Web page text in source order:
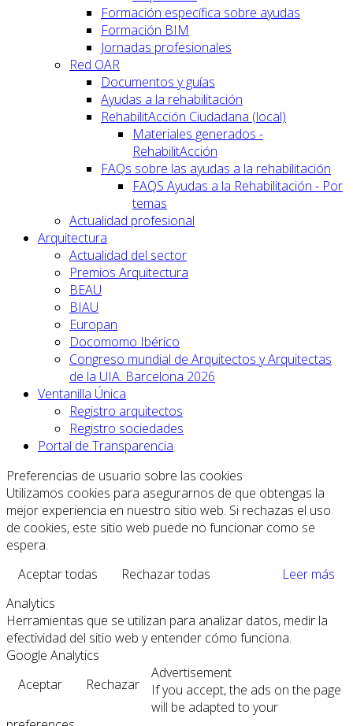
Formación específica sobre ayudas
Formación BIM
Jornadas profesionales
Red OAR
Documentos y guías
Ayudas a la rehabilitación
RehabilitAcción Ciudadana (local)
Materiales generados -
RehabilitAcción
FAQs sobre las ayudas a la rehabilitación
FAQS Ayudas a la Rehabilitación - Por
temas
Actualidad profesional
Arquitectura
Actualidad del sector
Premios Arquitectura
BEAU
BIAU
Europan
Docomomo Ibérico
Congreso mundial de Arquitectos y Arquitectas
de la UIA. Barcelona 2026
Ventanilla Única
Registro arquitectos
Registro sociedades
Portal de Transparencia
Preferencias de usuario sobre las cookies
Utilizamos cookies para asegurarnos de que obtengas la
mejor experiencia en nuestro sitio web. Si rechazas el uso
de cookies, este sitio web puede no funcionar como se
espera.
Aceptar todas
Rechazar todas
Leer más
Analytics
Herramientas que se utilizan para analizar datos, medir la
efectividad del sitio web y entender cómo funciona.
Google Analytics
Aceptar
Rechazar
Advertisement
If you accept, the ads on the page
will be adapted to your